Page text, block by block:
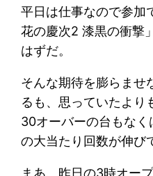
平日は仕事なので参加
花の慶次2 漆黒の衝撃
はずだ。
そんな期待を膨らませ
るも、思っていたより
30オーバーの台もな
の大当たり回数が伸び
まあ、昨日の3時オー